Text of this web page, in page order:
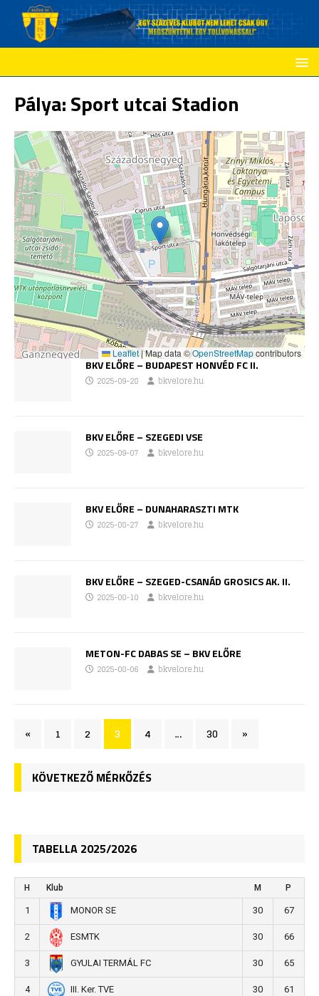
Pálya:Sport utcai Stadion
Leaflet|Map data ©OpenStreetMapcontributors
BKV ELŐRE – BUDAPEST HONVÉD FC II.
2025-09-28 bkvelore.hu
BKV ELŐRE – SZEGEDI VSE
2025-09-07 bkvelore.hu
BKV ELŐRE – DUNAHARASZTI MTK
2025-08-27 bkvelore.hu
BKV ELŐRE – SZEGED-CSANÁD GROSICS AK. II.
2025-08-10 bkvelore.hu
METON-FC DABAS SE – BKV ELŐRE
2025-08-06 bkvelore.hu
« 1 2 3 4 … 30 »
KÖVETKEZŐ MÉRKŐZÉS
TABELLA 2025/2026
H Klub M P
1 MONOR SE 30 67
2 ESMTK 30 66
3 GYULAI TERMÁL FC 30 65
4 III. Ker. TVE 30 61